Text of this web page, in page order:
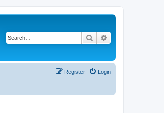
Search
Login
Register